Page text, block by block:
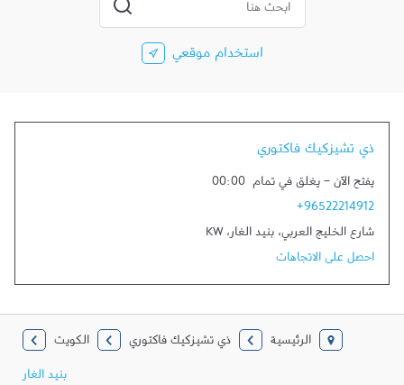
استخدام موقعي
ذي تشيزكيك فاكتوري
يفتح الآن - يغلق في تمام 00:00
+96522214912
شارع الخليج العربي، بنيد الغار، KW
احصل على الاتجاهات
الرئيسية ذي تشيزكيك فاكتوري
الكويت
بنيد الغار